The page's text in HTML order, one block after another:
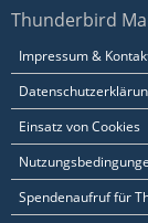
Thunderbird
Impressum &
Einsatz von Cookies
Spendenaufruf für